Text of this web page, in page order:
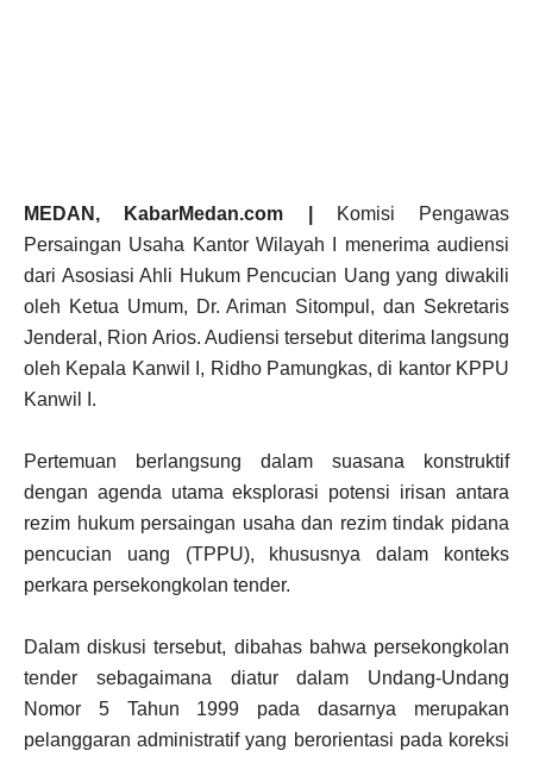
MEDAN, KabarMedan.com |
Komisi Pengawas
Persaingan Usaha Kantor Wilayah I menerima audiensi
dari Asosiasi Ahli Hukum Pencucian Uang yang diwakili
oleh Ketua Umum, Dr. Ariman Sitompul, dan Sekretaris
Jenderal, Rion Arios. Audiensi tersebut diterima langsung
oleh Kepala Kanwil I, Ridho Pamungkas, di kantor KPPU
Kanwil I.
Pertemuan berlangsung dalam suasana konstruktif
dengan agenda utama eksplorasi potensi irisan antara
rezim hukum persaingan usaha dan rezim tindak pidana
pencucian uang (TPPU), khususnya dalam konteks
perkara persekongkolan tender.
Dalam diskusi tersebut, dibahas bahwa persekongkolan
tender sebagaimana diatur dalam Undang-Undang
Nomor 5 Tahun 1999 pada dasarnya merupakan
pelanggaran administratif yang berorientasi pada koreksi